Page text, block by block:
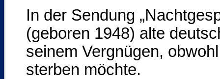
In der Sendung
(geboren 1948) alte
seinem Vergnügen,
sterben möchte.